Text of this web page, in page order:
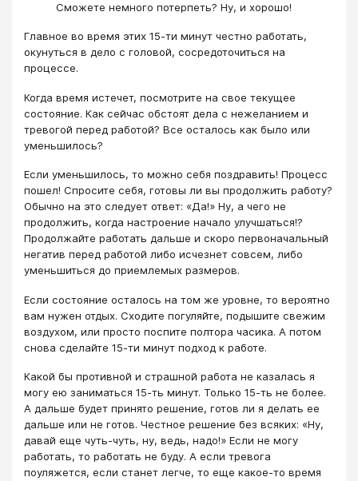
Сможете немного потерпеть? Ну, и хорошо!
Главное во время этих 15-ти минут честно работать,
окунуться в дело с головой, сосредоточиться на
процессе.
Когда время истечет, посмотрите на свое текущее
состояние. Как сейчас обстоят дела с нежеланием и
тревогой перед работой? Все осталось как было или
уменьшилось?
Если уменьшилось, то можно себя поздравить! Процесс
пошел! Спросите себя, готовы ли вы продолжить работу?
Обычно на это следует ответ: «Да!» Ну, а чего не
продолжить, когда настроение начало улучшаться!?
Продолжайте работать дальше и скоро первоначальный
негатив перед работой либо исчезнет совсем, либо
уменьшиться до приемлемых размеров.
Если состояние осталось на том же уровне, то вероятно
вам нужен отдых. Сходите погуляйте, подышите свежим
воздухом, или просто поспите полтора часика. А потом
снова сделайте 15-ти минут подход к работе.
Какой бы противной и страшной работа не казалась я
могу ею заниматься 15-ть минут. Только 15-ть не более.
А дальше будет принято решение, готов ли я делать ее
дальше или не готов. Честное решение без всяких: «Ну,
давай еще чуть-чуть, ну, ведь, надо!» Если не могу
работать, то работать не буду. А если тревога
поуляжется, если станет легче, то еще какое-то время